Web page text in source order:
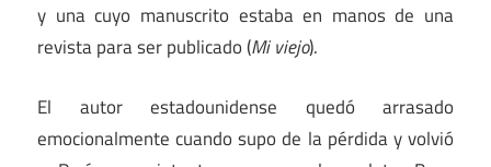
y una cuyo manuscrito estaba en manos de una
revista para ser publicado (Mi viejo).
El autor estadounidense quedó arrasado
emocionalmente cuando supo de la pérdida y volvió